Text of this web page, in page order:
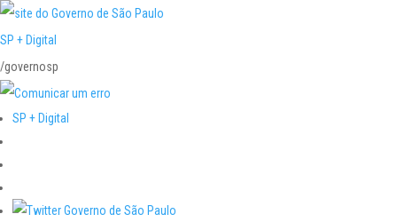
SP + Digital
/governosp
SP + Digital